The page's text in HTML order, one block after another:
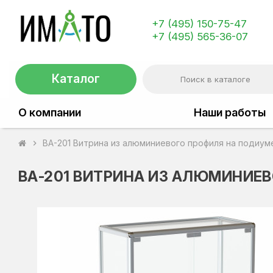
+7 (495) 150-75-47
+7 (495) 565-36-07
Каталог
О компании Наши работы
chevron_right ВА-201 Витрина из алюминиевого профиля на
ВА-201 ВИТРИНА ИЗ